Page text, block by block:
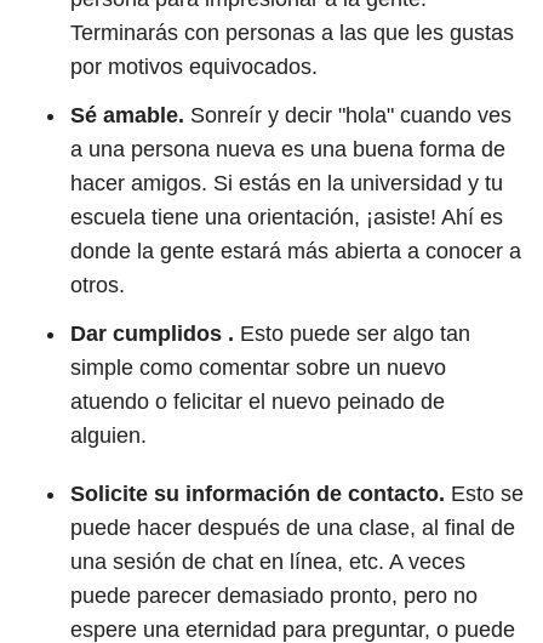
Terminarás con personas a las que les gustas
por motivos equivocados.
Sé amable. Sonreír y decir "hola" cuando ves
a una persona nueva es una buena forma de
hacer amigos. Si estás en la universidad y tu
escuela tiene una orientación, ¡asiste! Ahí es
donde la gente estará más abierta a conocer a
otros.
Dar cumplidos . Esto puede ser algo tan
simple como comentar sobre un nuevo
atuendo o felicitar el nuevo peinado de
alguien.
Solicite su información de contacto. Esto se
puede hacer después de una clase, al final de
una sesión de chat en línea, etc. A veces
puede parecer demasiado pronto, pero no
espere una eternidad para preguntar, o puede